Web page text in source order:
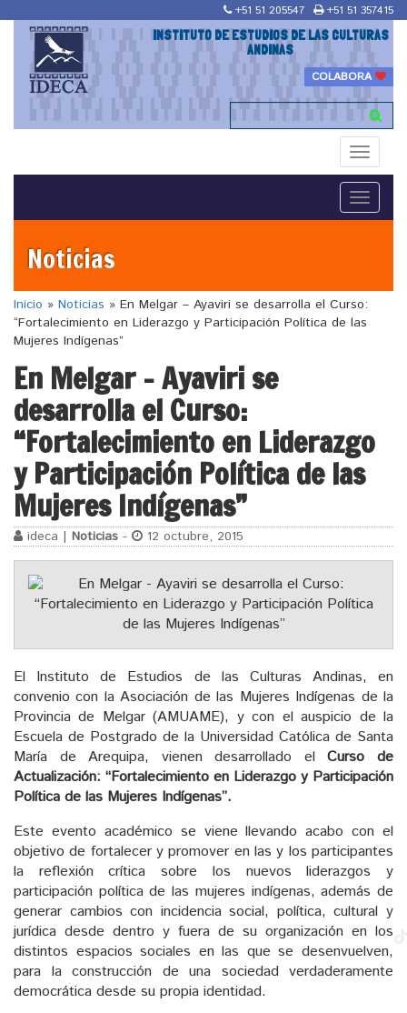
+51 51 205547 +51 51 357415
INSTITUTO DE ESTUDIOS DE LAS CULTURAS
ANDINAS
COLABORA
Toggle
Toggle
Noticias
Inicio » Noticias » En Melgar – Ayaviri se desarrolla el Curso:
“Fortalecimiento en Liderazgo y Participación Política de las
Mujeres Indígenas”
En Melgar – Ayaviri se
desarrolla el Curso:
“Fortalecimiento en Liderazgo
y Participación Política de las
Mujeres Indígenas”
ideca | Noticias - 12 octubre, 2015
El Instituto de Estudios de las Culturas Andinas, en
convenio con la Asociación de las Mujeres Indígenas de la
Provincia de Melgar (AMUAME), y con el auspicio de la
Escuela de Postgrado de la Universidad Católica de Santa
María de Arequipa, vienen desarrollado elCurso de
Actualización: “Fortalecimiento en Liderazgo y Participación
Política de las Mujeres Indígenas”.
Este evento académico se viene llevando acabo con el
objetivo de fortalecer y promover en las y los participantes
la reflexión crítica sobre los nuevos liderazgos y
participación política de las mujeres indígenas, además de
generar cambios con incidencia social, política, cultural y
jurídica desde dentro y fuera de su organización en los
distintos espacios sociales en las que se desenvuelven,
para la construcción de una sociedad verdaderamente
democrática desde su propia identidad.